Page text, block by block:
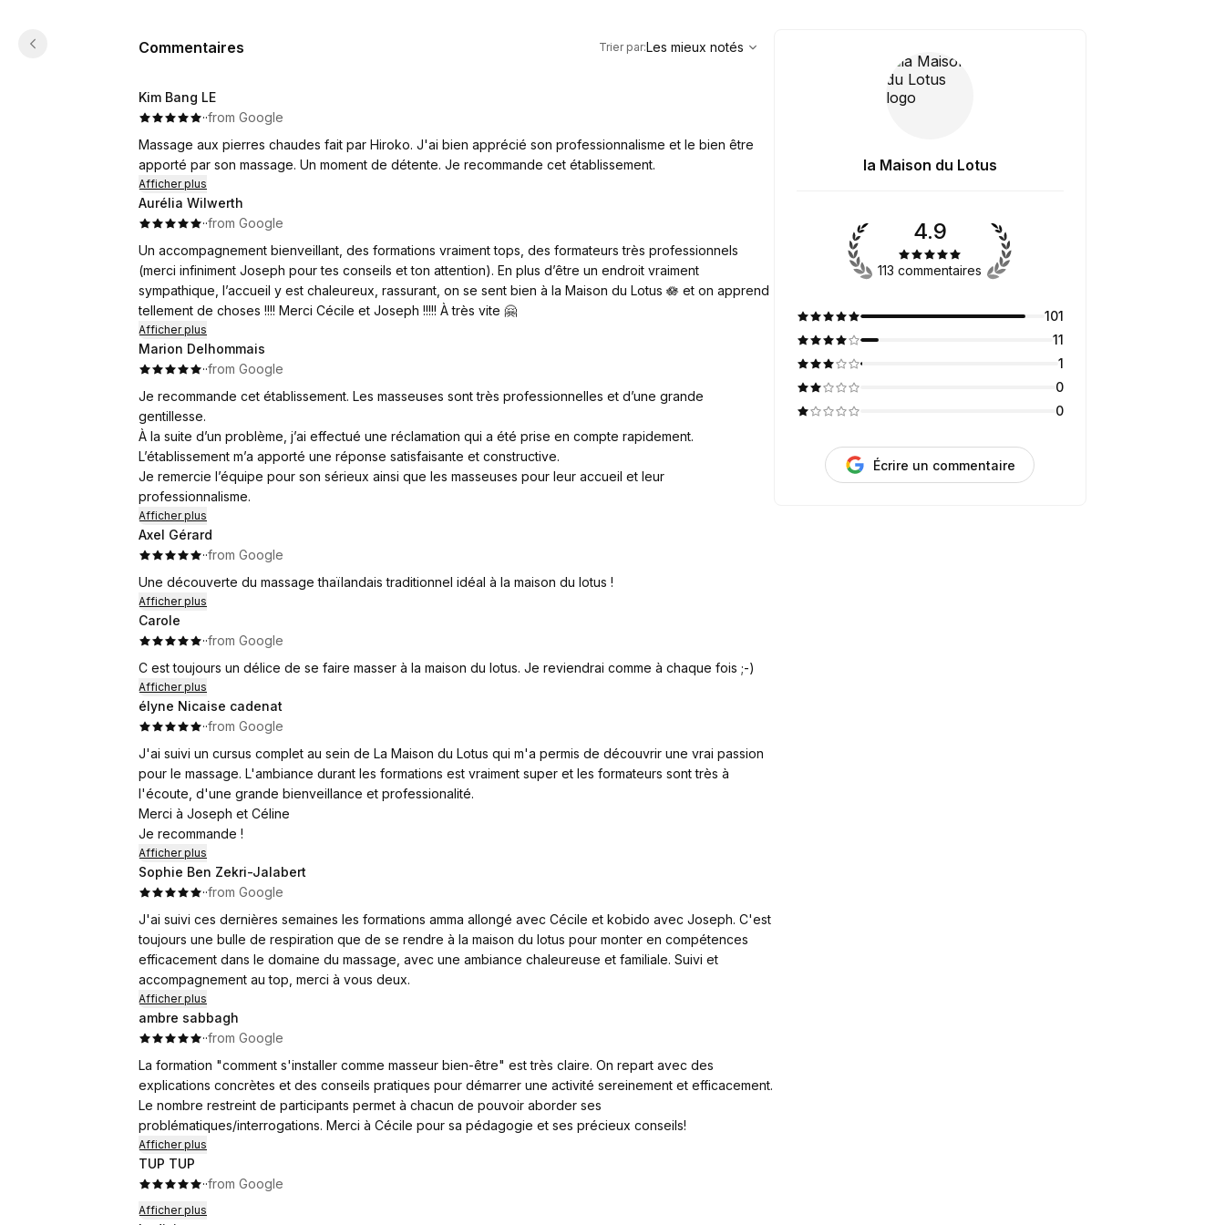
Commentaires
Les mieux notés
Trier par:Les mieux notés
Kim Bang LE
··from Google
Massage aux pierres chaudes fait par Hiroko. J'ai bien apprécié son professionnalisme et le bien être
apporté par son massage. Un moment de détente. Je recommande cet établissement.
Afficher plus
Aurélia Wilwerth
··from Google
Un accompagnement bienveillant, des formations vraiment tops, des formateurs très professionnels
(merci infiniment Joseph pour tes conseils et ton attention). En plus d’être un endroit vraiment
sympathique, l’accueil y est chaleureux, rassurant, on se sent bien à la Maison du Lotus 🪷 et on apprend
tellement de choses !!!! Merci Cécile et Joseph !!!!! À très vite 🤗
Afficher plus
Marion Delhommais
··from Google
Je recommande cet établissement. Les masseuses sont très professionnelles et d’une grande
gentillesse.
À la suite d’un problème, j’ai effectué une réclamation qui a été prise en compte rapidement.
L’établissement m’a apporté une réponse satisfaisante et constructive.
Je remercie l’équipe pour son sérieux ainsi que les masseuses pour leur accueil et leur
professionnalisme.
Afficher plus
Axel Gérard
··from Google
Une découverte du massage thaïlandais traditionnel idéal à la maison du lotus !
Afficher plus
Carole
··from Google
C est toujours un délice de se faire masser à la maison du lotus. Je reviendrai comme à chaque fois ;-)
Afficher plus
élyne Nicaise cadenat
··from Google
J'ai suivi un cursus complet au sein de La Maison du Lotus qui m'a permis de découvrir une vrai passion
pour le massage. L'ambiance durant les formations est vraiment super et les formateurs sont très à
l'écoute, d'une grande bienveillance et professionalité.
Merci à Joseph et Céline
Je recommande !
Afficher plus
Sophie Ben Zekri-Jalabert
··from Google
J'ai suivi ces dernières semaines les formations amma allongé avec Cécile et kobido avec Joseph. C'est
toujours une bulle de respiration que de se rendre à la maison du lotus pour monter en compétences
efficacement dans le domaine du massage, avec une ambiance chaleureuse et familiale. Suivi et
accompagnement au top, merci à vous deux.
Afficher plus
ambre sabbagh
··from Google
La formation "comment s'installer comme masseur bien-être" est très claire. On repart avec des
explications concrètes et des conseils pratiques pour démarrer une activité sereinement et efficacement.
Le nombre restreint de participants permet à chacun de pouvoir aborder ses
problématiques/interrogations. Merci à Cécile pour sa pédagogie et ses précieux conseils!
Afficher plus
TUP TUP
··from Google
Afficher plus
la Maison du Lotus
4.9
113 commentaires
101
11
1
0
0
Écrire un commentaire